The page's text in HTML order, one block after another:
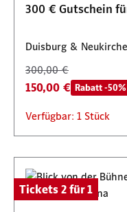
300 € Gutschein
Duisburg &
300,00 €
150,00 € Rabatt -50%
Verfügbar: 1 Stück
Tickets 2 für 1